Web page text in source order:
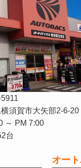
須賀市大矢部2-6-20
～ PM 7:00
台
オー